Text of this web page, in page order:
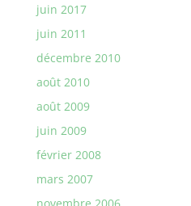
juin 2017
juin 2011
décembre 2010
août 2010
août 2009
juin 2009
février 2008
mars 2007